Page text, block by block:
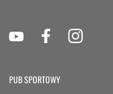
PUB SPORTOWY